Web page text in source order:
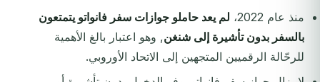
منذ عام 2022،
لم يعد حاملو جوازات سفر فانواتو يتمتعون
بالسفر بدون تأشيرة إلى شنغن, وهو اعتبار بالغ الأهمية
للرحّالة الرقميين المتجهين إلى الاتحاد الأوروبي.